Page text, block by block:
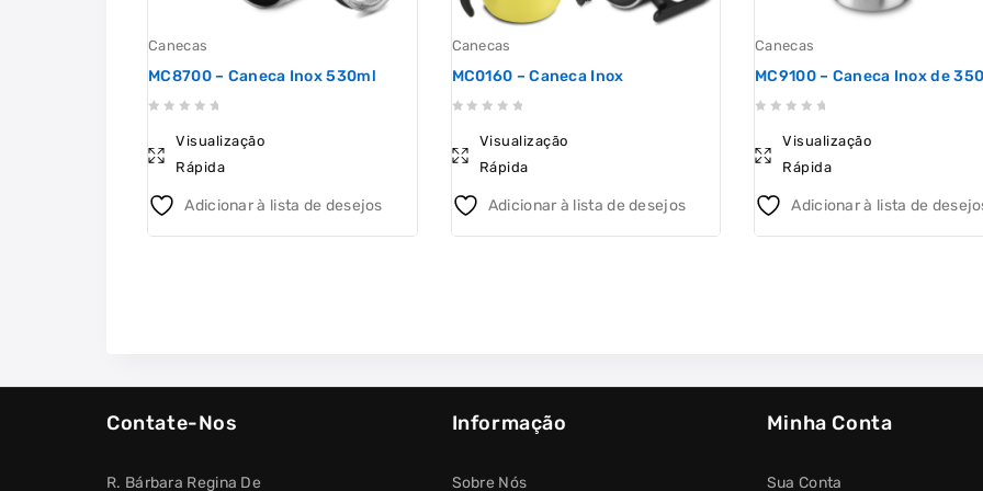
Canecas
MC8700 – Caneca Inox 530ml
Visualização
Rápida
Adicionar à lista de desejos
Canecas
MC0160 – Caneca Inox
Visualização
Rápida
Adicionar à lista de desejos
Canecas
MC9100 – Caneca Inox de
Visualização
Rápida
Adicionar à lista de
Contate-Nos
R. Bárbara Regina De
Informação
Sobre Nós
Minha Conta
Sua Conta